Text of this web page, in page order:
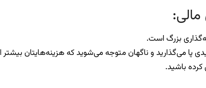
بزرگ است.
پا می‌گذارید و ناگهان متوجه می‌شوید که هزینه‌هایتان
باشید.